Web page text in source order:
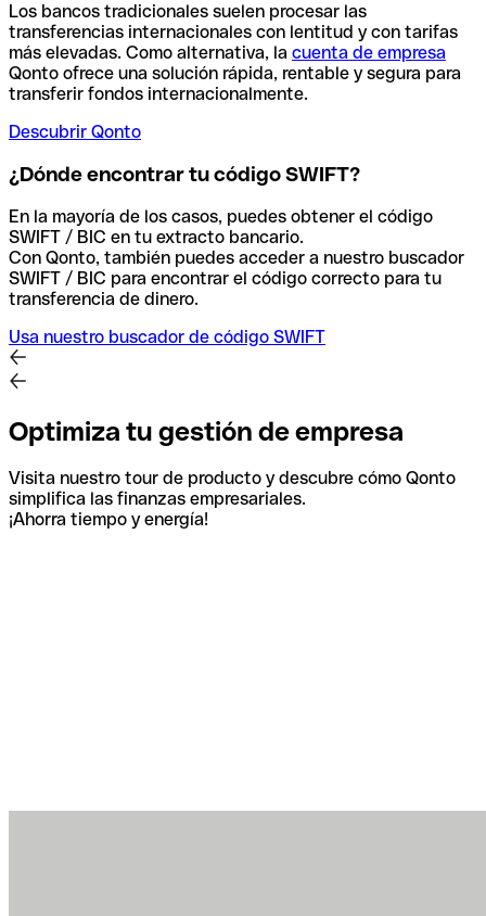
Los bancos tradicionales suelen procesar las
transferencias internacionales con lentitud y con tarifas
más elevadas. Como alternativa, la cuenta de empresa
Qonto ofrece una solución rápida, rentable y segura para
transferir fondos internacionalmente.
Descubrir Qonto
¿Dónde encontrar tu código SWIFT?
En la mayoría de los casos, puedes obtener el código
SWIFT / BIC en tu extracto bancario.
Con Qonto, también puedes acceder a nuestro buscador
SWIFT / BIC para encontrar el código correcto para tu
transferencia de dinero.
Usa nuestro buscador de código SWIFT
Optimiza tu gestión de empresa
Visita nuestro tour de producto y descubre cómo Qonto
simplifica las finanzas empresariales.
¡Ahorra tiempo y energía!